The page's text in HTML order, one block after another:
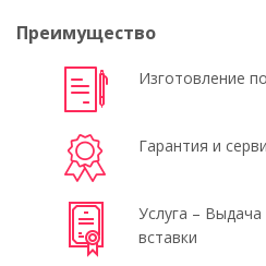
Преимущество
Изготовление
Гарантия и
Услуга –
вставки